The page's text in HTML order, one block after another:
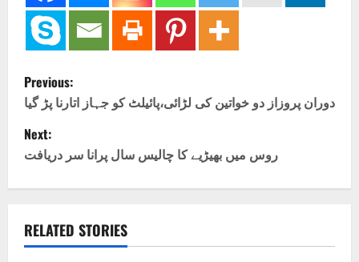
P
o
s
a
Previous:
دوران پروزاز دو خواتین کی لڑائی،پائیلٹ کو جہاز اتارنا پڑ گیا
Next:
روس میں بھیڑیے کا چالیس سال پرانا سر دریافت
RELATED STORIES